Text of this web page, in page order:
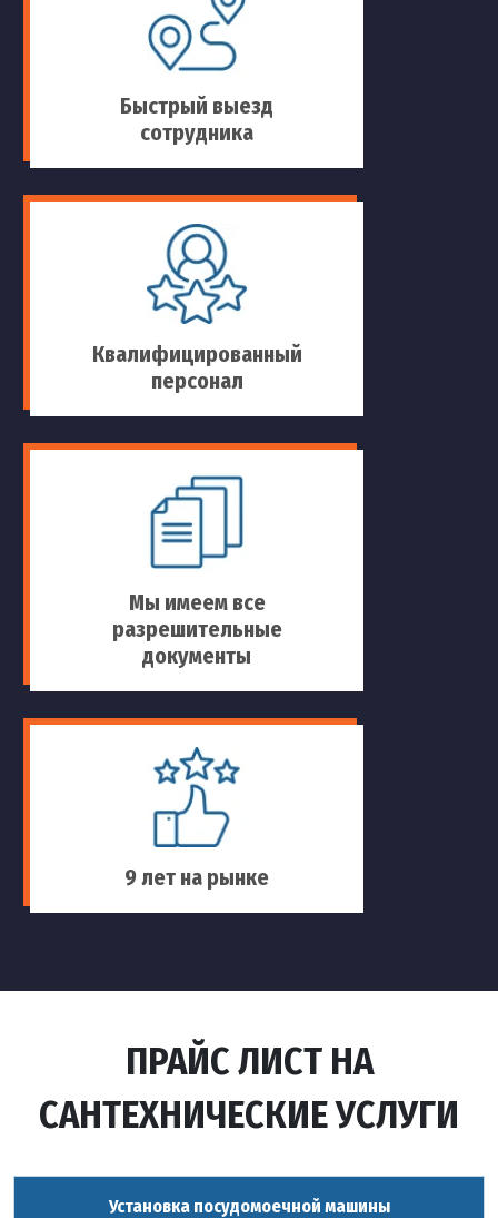
Быстрый выезд
сотрудника
Квалифицированный
персонал
Мы имеем все
разрешительные
документы
9 лет на рынке
ПРАЙС ЛИСТ НА
САНТЕХНИЧЕСКИЕ УСЛУГИ
Установка посудомоечной машины